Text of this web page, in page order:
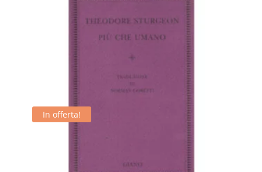
In offerta!